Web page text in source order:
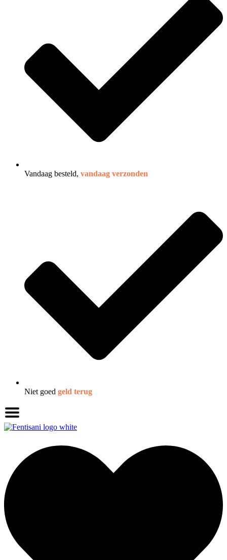
Vandaag besteld, vandaag verzonden
Niet goed geld terug